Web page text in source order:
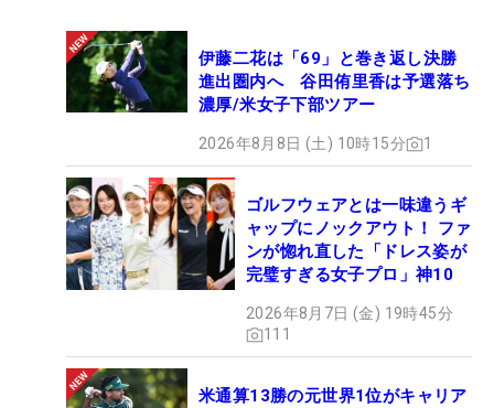
伊藤二花は「69」と巻き返し決勝
進出圏内へ 谷田侑里香は予選落ち
濃厚/米女子下部ツアー
2026年8月8日 (土) 10時15分 1
ゴルフウェアとは一味違うギ
ャップにノックアウト！ ファ
ンが惚れ直した「ドレス姿が
完璧すぎる女子プロ」神10
2026年8月7日 (金) 19時45分
111
米通算13勝の元世界1位がキャリア